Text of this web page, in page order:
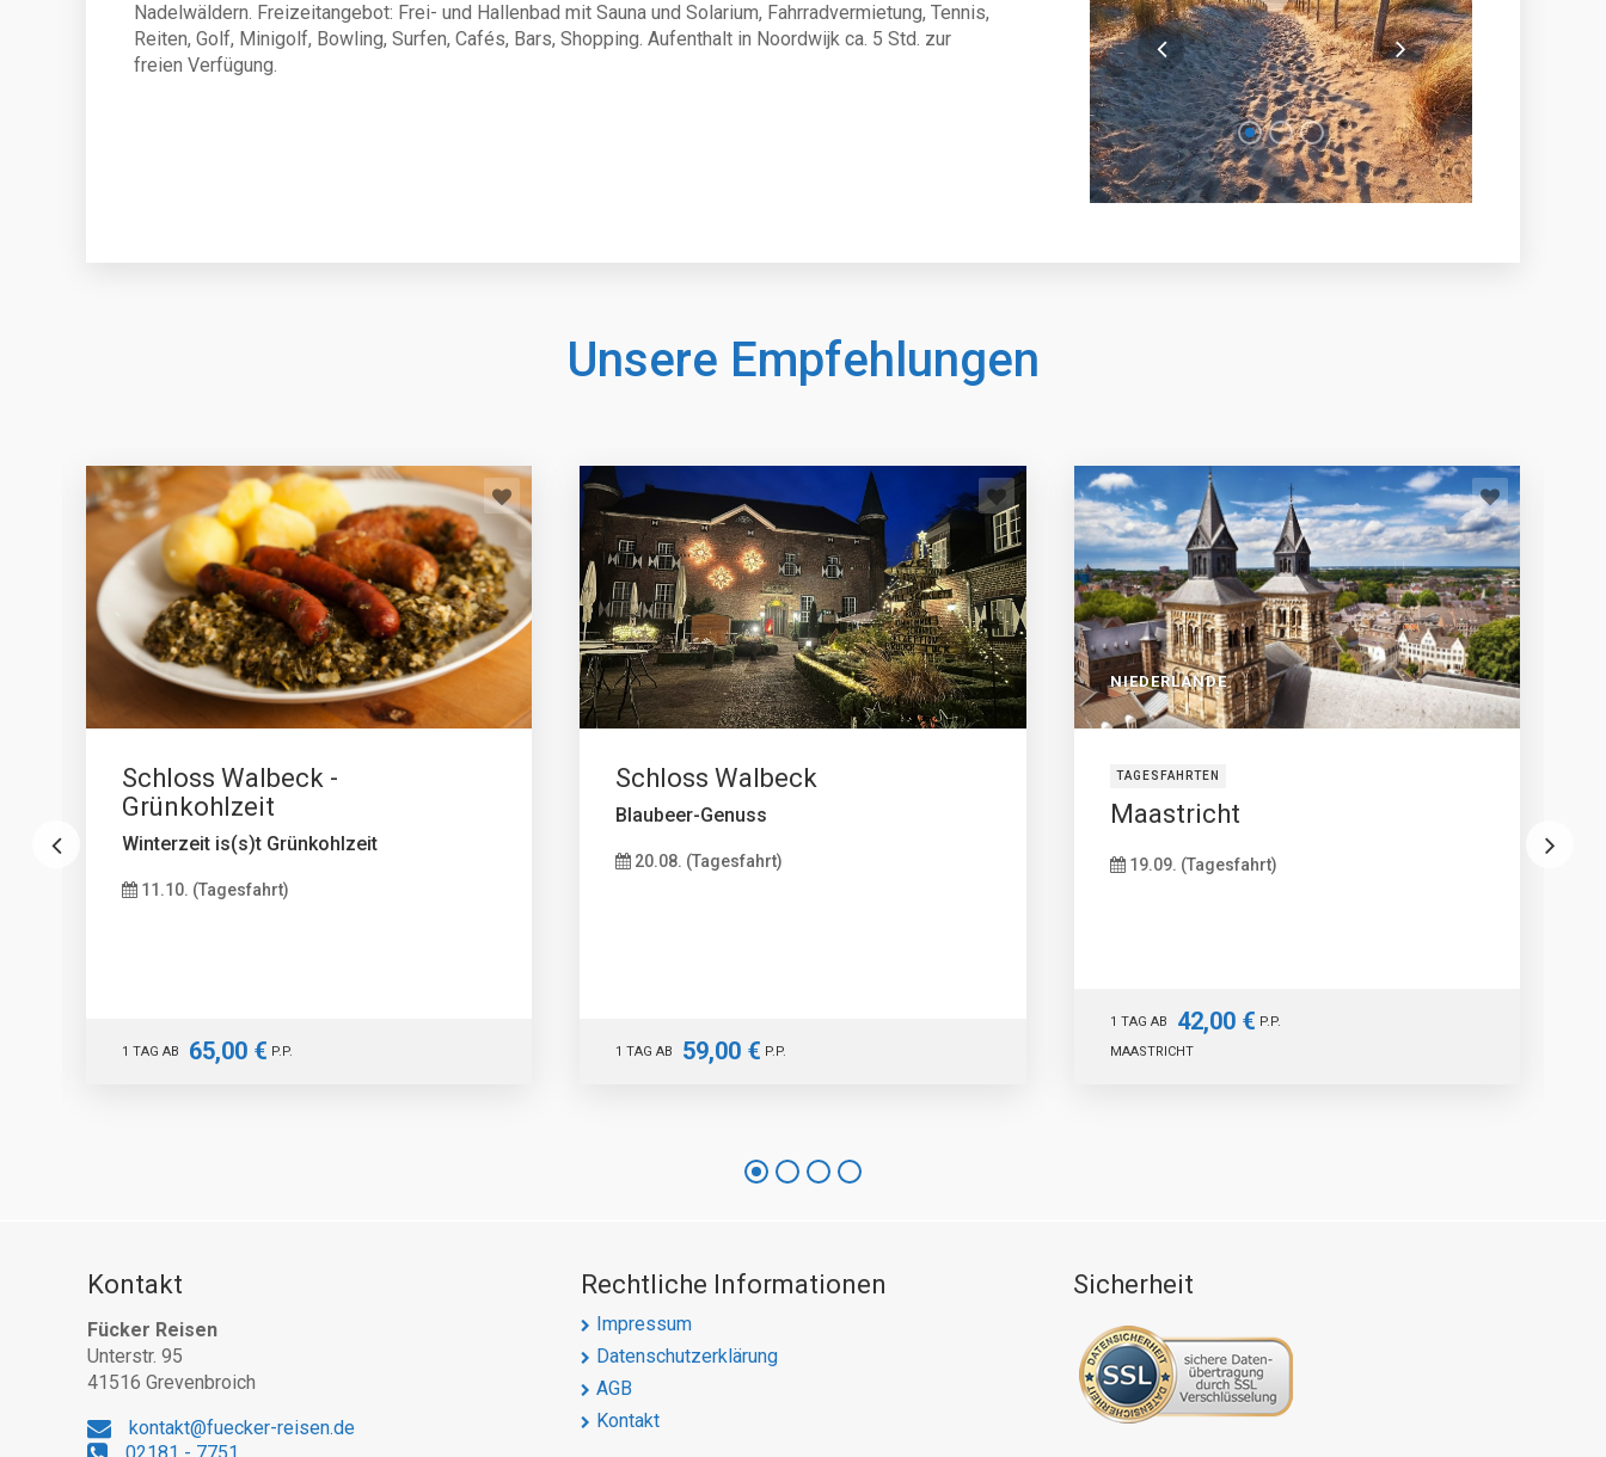
Nadelwäldern. Freizeitangebot: Frei- und Hallenbad mit Sauna und Solarium, Fahrradvermietung, Tennis,
Reiten, Golf, Minigolf, Bowling, Surfen, Cafés, Bars, Shopping. Aufenthalt in Noordwijk ca. 5 Std. zur
freien Verfügung.
Unsere Empfehlungen
Schloss Walbeck -
Grünkohlzeit
Winterzeit is(s)t Grünkohlzeit
11.10. (Tagesfahrt)
1 TAG AB 65,00 € P.P.
Schloss Walbeck
Blaubeer-Genuss
20.08. (Tagesfahrt)
1 TAG AB 59,00 € P.P.
NIEDERLANDE
TAGESFAHRTEN
Maastricht
19.09. (Tagesfahrt)
1 TAG AB 42,00 € P.P.
MAASTRICHT
Kontakt
Fücker Reisen
Unterstr. 95
41516 Grevenbroich
kontakt@fuecker-reisen.de
Rechtliche Informationen
Impressum
Datenschutzerklärung
AGB
Kontakt
Sicherheit